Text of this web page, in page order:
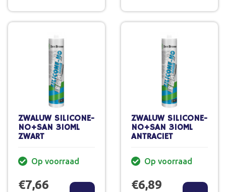
ZWALUW SILICONE-
NO+SAN 310ML
ZWART
Op voorraad
€7,66
ZWALUW SILICONE-
NO+SAN 310ML
ANTRACIET
Op voorraad
€6,89